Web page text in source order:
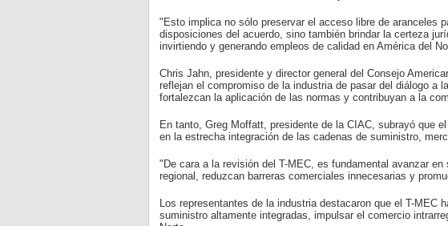
"Esto implica no sólo preservar el acceso libre de aranceles
disposiciones del acuerdo, sino también brindar la certeza
invirtiendo y generando empleos de calidad en América del
Chris Jahn, presidente y director general del Consejo
reflejan el compromiso de la industria de pasar del diálogo a
fortalezcan la aplicación de las normas y contribuyan a la
En tanto, Greg Moffatt, presidente de la CIAC, subrayó que
en la estrecha integración de las cadenas de suministro,
"De cara a la revisión del T-MEC, es fundamental avanzar
regional, reduzcan barreras comerciales innecesarias y
Los representantes de la industria destacaron que el T-MEC
suministro altamente integradas, impulsar el comercio